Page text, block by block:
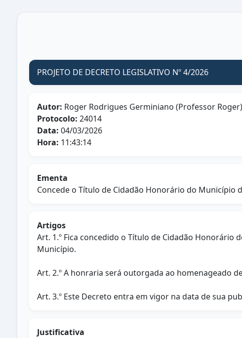
PROJETO DE DECRETO LEGISLATIVO Nº 4/2026
Autor: Roger Rodrigues Germiniano (Professor Roger)
Protocolo: 24014
Data: 04/03/2026
Hora: 11:43:14
Ementa
Concede o Título de Cidadão Honorário do Município
Artigos
Art. 1.º Fica concedido o Título de Cidadão
Município.
Art. 2.º A honraria será outorgada ao homenageado
Art. 3.º Este Decreto entra em vigor na data de sua
Justificativa